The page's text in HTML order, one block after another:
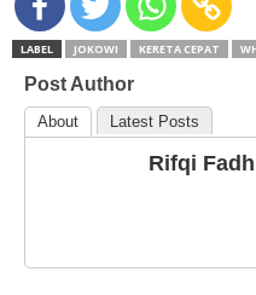
LABEL JOKOWI KERETA CEPAT
Post Author
About Latest Posts
Rifqi